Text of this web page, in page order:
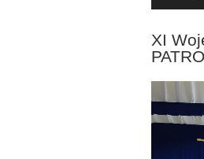
XI
video